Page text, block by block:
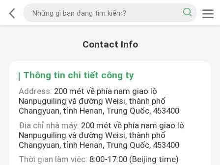
Contact Info
Thông tin chi tiết công ty
Address: 200 mét về phía nam giao lộ
Nanpuguiling và đường Weisi, thành phố
Changyuan, tỉnh Henan, Trung Quốc, 453400
Địa chỉ nhà máy: 200 mét về phía nam giao lộ
Nanpuguiling và đường Weisi, thành phố
Changyuan, tỉnh Henan, Trung Quốc, 453400
Thời gian làm việc: 8:00-17:00 (Beijing time)